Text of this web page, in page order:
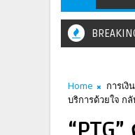
Home การเงิ
บริการด้วยใจ ก